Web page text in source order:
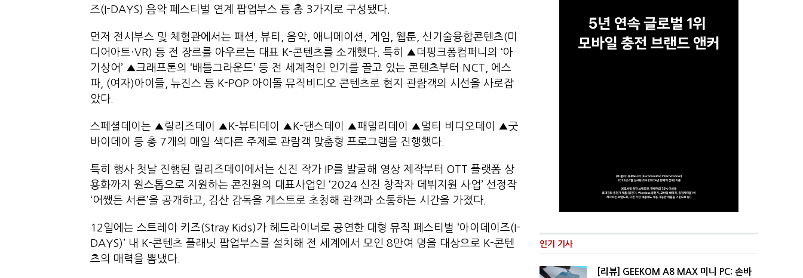
즈(I-DAYS) 음악 페스티벌 연계 팝업부스 등 총 3가지로 구성됐다.
먼저 전시부스 및 체험관에서는 패션, 뷰티, 음악, 애니메이션, 게임, 웹툰, 신기술융합콘텐츠(미
디어아트·VR) 등 전 장르를 아우르는 대표 K-콘텐츠를 소개했다. 특히 ▲더핑크퐁컴퍼니의 ‘아
기상어’ ▲크래프톤의 ‘배틀그라운드’ 등 전 세계적인 인기를 끌고 있는 콘텐츠부터 NCT, 에스
파, (여자)아이들, 뉴진스 등 K-POP 아이돌 뮤직비디오 콘텐츠로 현지 관람객의 시선을 사로잡
았다.
스페셜데이는 ▲릴리즈데이 ▲K-뷰티데이 ▲K-댄스데이 ▲패밀리데이 ▲멀티 비디오데이 ▲굿
바이데이 등 총 7개의 매일 색다른 주제로 관람객 맞춤형 프로그램을 진행했다.
특히 행사 첫날 진행된 릴리즈데이에서는 신진 작가 IP를 발굴해 영상 제작부터 OTT 플랫폼 상
용화까지 원스톱으로 지원하는 콘진원의 대표사업인 ‘2024 신진 창작자 데뷔지원 사업’ 선정작
‘어쨌든 서른’을 공개하고, 김산 감독을 게스트로 초청해 관객과 소통하는 시간을 가졌다.
12일에는 스트레이 키즈(Stray Kids)가 헤드라이너로 공연한 대형 뮤직 페스티벌 ‘아이데이즈(I-
DAYS)’ 내 K-콘텐츠 플래닛 팝업부스를 설치해 전 세계에서 모인 8만여 명을 대상으로 K-콘텐
츠의 매력을 뽐냈다.
인기 기사
[리뷰] GEEKOM A8 MAX 미니 PC: 손바